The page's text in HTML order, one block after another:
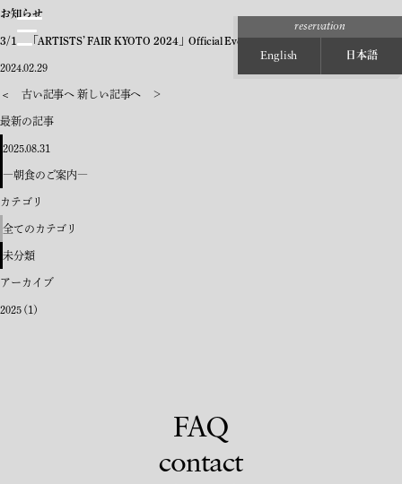
お知らせ
3/1 「ARTISTS’ FAIR KYOTO 2024」Official Event AFK night-out 開催
2024.02.29
＜ 古い記事へ 新しい記事へ ＞
最新の記事
2025.08.31
―朝食のご案内―
カテゴリ
全てのカテゴリ
未分類
アーカイブ
2025(1)
FAQ
contact
reservation
English 日本語